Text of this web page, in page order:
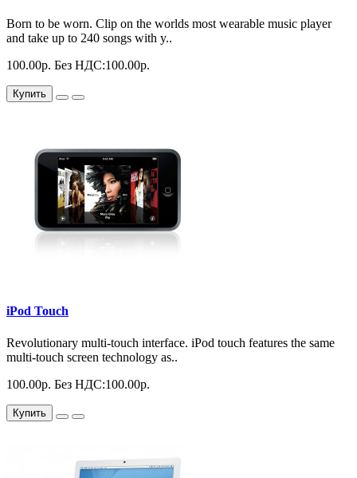
Born to be worn. Clip on the worlds most wearable music player
and take up to 240 songs with y..
100.00р. Без НДС:100.00р.
Купить
iPod Touch
Revolutionary multi-touch interface. iPod touch features the same
multi-touch screen technology as..
100.00р. Без НДС:100.00р.
Купить